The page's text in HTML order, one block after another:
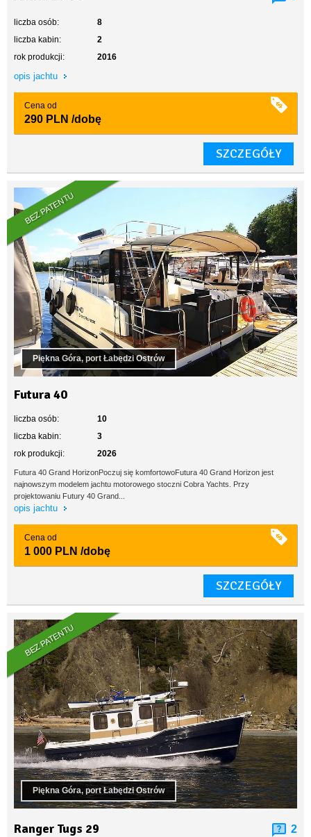
liczba osób:
8
liczba kabin:
2
rok produkcji:
2016
opis jachtu
Cena od
290 PLN /dobę
SZCZEGÓŁY
BEZ PATENTU
Piękna Góra, port Łabędzi Ostrów
Futura 40
liczba osób:
10
liczba kabin:
3
rok produkcji:
2026
Futura 40 Grand HorizonPoczuj się komfortowoFutura 40 Grand Horizon jest
najnowszym modelem jachtu motorowego stoczni Cobra Yachts. Przy
projektowaniu Futury 40 Grand...
opis jachtu
Cena od
1 000 PLN /dobę
SZCZEGÓŁY
BEZ PATENTU
Piękna Góra, port Łabędzi Ostrów
Ranger Tugs 29 2